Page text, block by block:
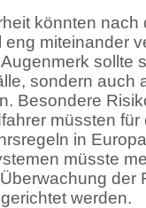
könnten nach
eng miteinander
sollte
sondern auch
Besondere
müssten
in
müsste
der
werden.